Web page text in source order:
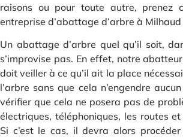
raisons ou pour toute autre, prenez
entreprise d’abattage d’arbre à Milhaud
Un abattage d’arbre quel qu’il soit,
s’improvise pas. En effet, notre
doit veiller à ce qu’il ait la place
l’arbre sans que cela n’engendre
vérifier que cela ne posera pas de
électriques, téléphoniques, les routes
Si c’est le cas, il devra alors